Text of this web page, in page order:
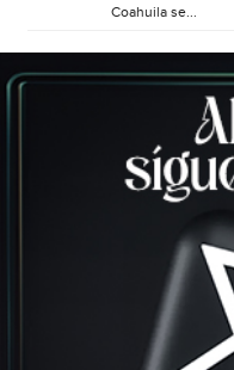
Coahuila se...